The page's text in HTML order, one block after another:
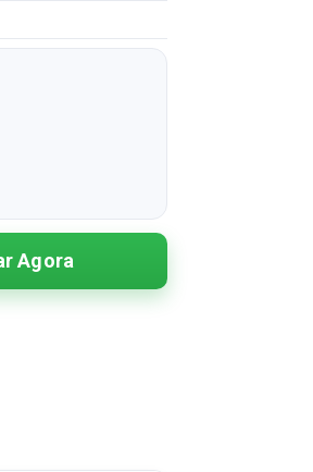
Agora